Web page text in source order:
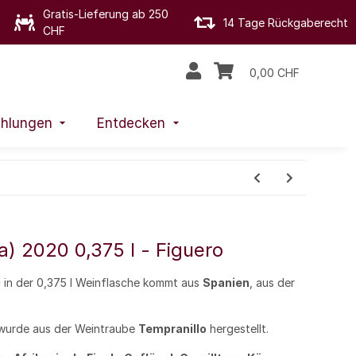
Gratis-Lieferung ab 250
CHF
14 Tage Rückgaberecht
0,00 CHF
Entdecken
2020 0,375 l - Figuero
in der 0,375 l Weinflasche kommt aus Spanien , aus der
aus der Weintraube Tempranillo hergestellt.